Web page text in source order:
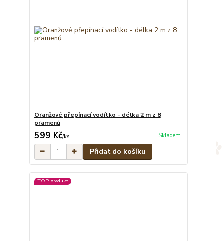
Oranžové přepínací vodítko - délka 2 m z 8
pramenů
599 Kč/ks Skladem
Přidat do košíku
TOP produkt